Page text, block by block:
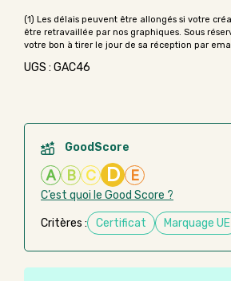
UGS : GAC46
GoodScore
A B C D E
C’est quoi le Good Score ?
Critères : Certificat Marquage UE